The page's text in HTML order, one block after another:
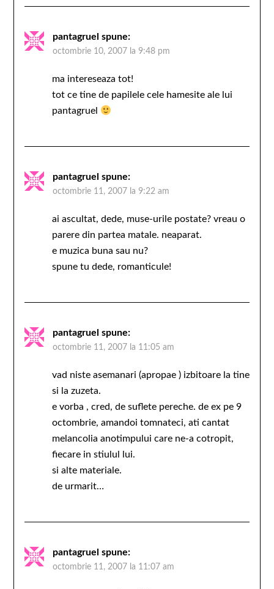
pantagruel spune:
octombrie 10, 2007 la 9:48 pm
ma intereseaza tot!
tot ce tine de papilele cele hamesite ale lui
pantagruel
pantagruel spune:
octombrie 11, 2007 la 9:22 am
ai ascultat, dede, muse-urile postate? vreau o
parere din partea matale. neaparat.
e muzica buna sau nu?
spune tu dede, romanticule!
pantagruel spune:
octombrie 11, 2007 la 11:05 am
vad niste asemanari (apropae ) izbitoare la tine
si la zuzeta.
e vorba , cred, de suflete pereche. de ex pe 9
octombrie, amandoi tomnateci, ati cantat
melancolia anotimpului care ne-a cotropit,
fiecare in stiulul lui.
si alte materiale.
de urmarit…
pantagruel spune:
octombrie 11, 2007 la 11:07 am